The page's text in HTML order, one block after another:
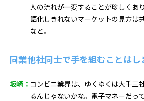
人の流れが一変することが珍しくあ
語化しきれないマーケットの見方は
なと。
同業他社同士で手を組むことはし
坂崎： コンビニ業界は、ゆくゆくは大手三
るんじゃないかな。電子マネーだっ